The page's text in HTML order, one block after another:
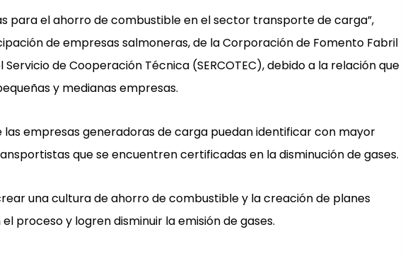
para el ahorro de combustible en el sector transporte de carga”,
de empresas salmoneras, de la Corporación de Fomento Fabril
de Cooperación Técnica (SERCOTEC), debido a la relación que
y medianas empresas.
empresas generadoras de carga puedan identificar con mayor
que se encuentren certificadas en la disminución de gases.
una cultura de ahorro de combustible y la creación de planes
proceso y logren disminuir la emisión de gases.